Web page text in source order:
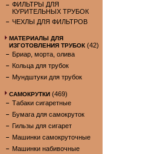
ФИЛЬТРЫ ДЛЯ
КУРИТЕЛЬНЫХ ТРУБОК
ЧЕХЛЫ ДЛЯ ФИЛЬТРОВ
МАТЕРИАЛЫ ДЛЯ
ИЗГОТОВЛЕНИЯ ТРУБОК (42)
Бриар, морта, олива
Кольца для трубок
Мундштуки для трубок
САМОКРУТКИ (469)
Табаки сигаретные
Бумага для самокруток
Гильзы для сигарет
Машинки самокруточные
Машинки набивочные